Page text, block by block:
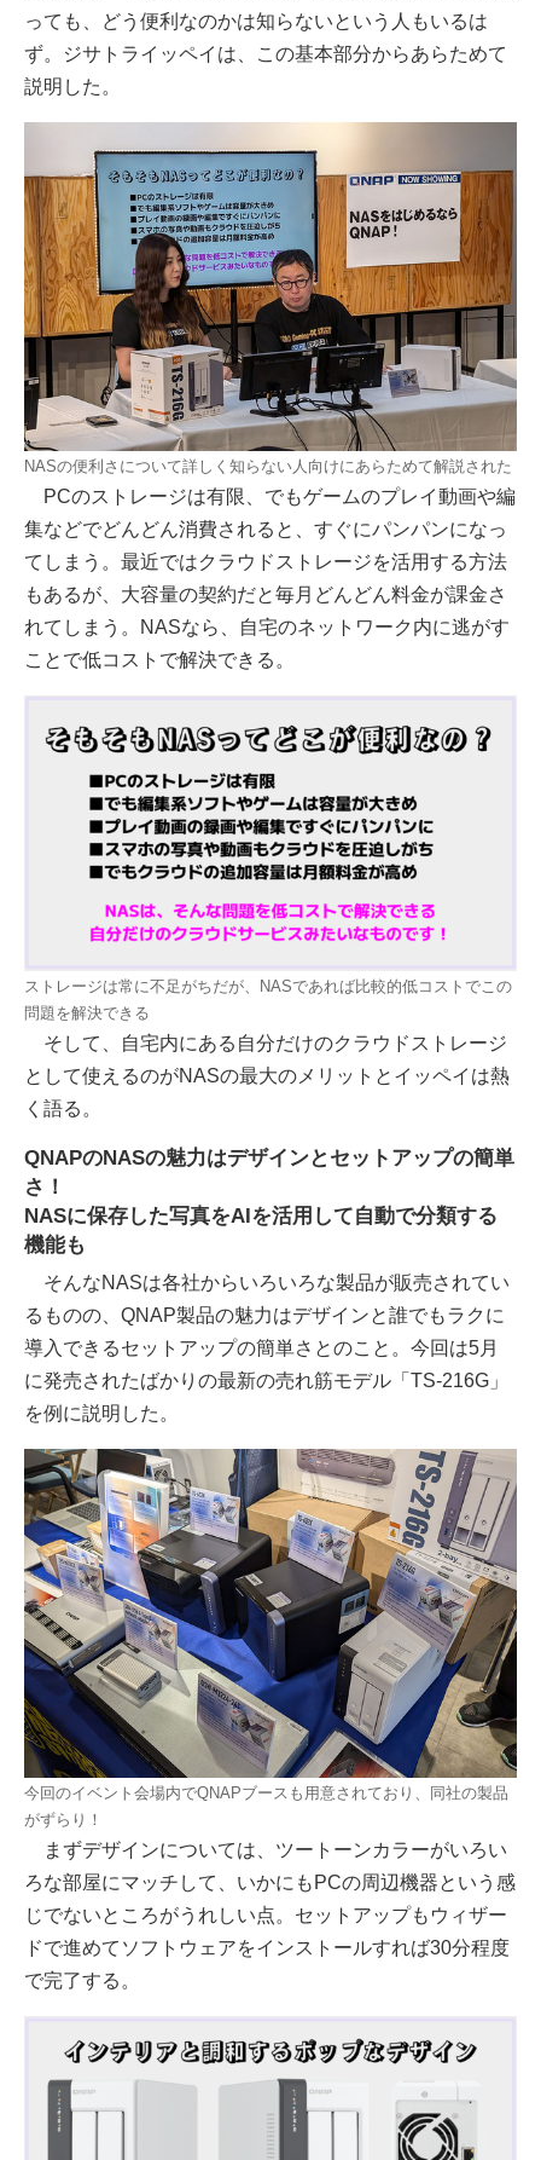
っても、どう便利なのかは知らないという人もいるは
ず。ジサトライッペイは、この基本部分からあらためて
説明した。
NASの便利さについて詳しく知らない人向けにあらためて解説された
PCのストレージは有限、でもゲームのプレイ動画や編
集などでどんどん消費されると、すぐにパンパンになっ
てしまう。最近ではクラウドストレージを活用する方法
もあるが、大容量の契約だと毎月どんどん料金が課金さ
れてしまう。NASなら、自宅のネットワーク内に逃がす
ことで低コストで解決できる。
ストレージは常に不足がちだが、NASであれば比較的低コストでこの
問題を解決できる
そして、自宅内にある自分だけのクラウドストレージ
として使えるのがNASの最大のメリットとイッペイは熱
く語る。
QNAPのNASの魅力はデザインとセットアップの簡単
さ！
NASに保存した写真をAIを活用して自動で分類する
機能も
そんなNASは各社からいろいろな製品が販売されてい
るものの、QNAP製品の魅力はデザインと誰でもラクに
導入できるセットアップの簡単さとのこと。今回は5月
に発売されたばかりの最新の売れ筋モデル「TS-216G」
を例に説明した。
今回のイベント会場内でQNAPブースも用意されており、同社の製品
がずらり！
まずデザインについては、ツートーンカラーがいろい
ろな部屋にマッチして、いかにもPCの周辺機器という感
じでないところがうれしい点。セットアップもウィザー
ドで進めてソフトウェアをインストールすれば30分程度
で完了する。